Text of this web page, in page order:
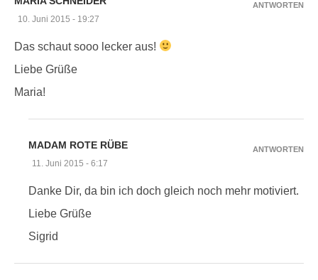
10. Juni 2015 - 19:27
Das schaut sooo lecker aus!
Liebe Grüße
Maria!
ANTWORTEN
MADAM ROTE RÜBE
11. Juni 2015 - 6:17
Danke Dir, da bin ich doch gleich noch mehr motiviert.
Liebe Grüße
Sigrid
ANTWORTEN